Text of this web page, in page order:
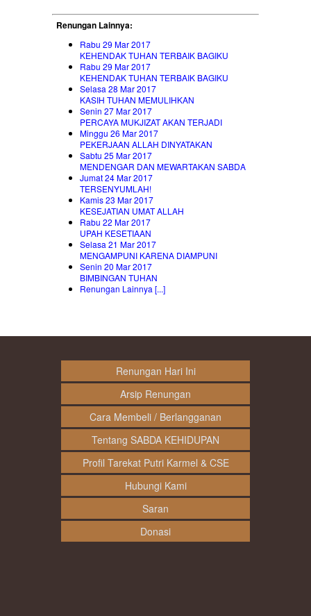
Renungan Lainnya:
Rabu 29 Mar 2017
KEHENDAK TUHAN TERBAIK BAGIKU
Rabu 29 Mar 2017
KEHENDAK TUHAN TERBAIK BAGIKU
Selasa 28 Mar 2017
KASIH TUHAN MEMULIHKAN
Senin 27 Mar 2017
PERCAYA MUKJIZAT AKAN TERJADI
Minggu 26 Mar 2017
PEKERJAAN ALLAH DINYATAKAN
Sabtu 25 Mar 2017
MENDENGAR DAN MEWARTAKAN SABDA
Jumat 24 Mar 2017
TERSENYUMLAH!
Kamis 23 Mar 2017
KESEJATIAN UMAT ALLAH
Rabu 22 Mar 2017
UPAH KESETIAAN
Selasa 21 Mar 2017
MENGAMPUNI KARENA DIAMPUNI
Senin 20 Mar 2017
BIMBINGAN TUHAN
Renungan Lainnya [...]
Renungan Hari Ini
Arsip Renungan
Cara Membeli / Berlangganan
Tentang SABDA KEHIDUPAN
Profil Tarekat Putri Karmel & CSE
Hubungi Kami
Saran
Donasi